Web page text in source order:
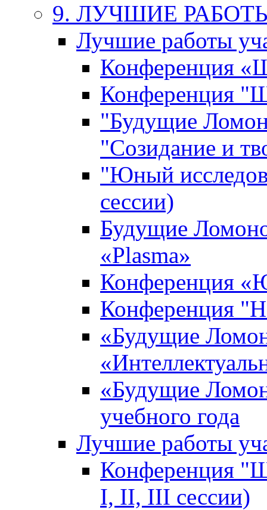
9. ЛУЧШИЕ
Лучшие работы
Конференция
Конференция
"Будущие
"Созидание и
"Юный
сессии)
Будущие
«Plasma»
Конференция
Конференция
«Будущие
«Будущие
учебного года
Лучшие работы
Конференция
I, II, III сессии)